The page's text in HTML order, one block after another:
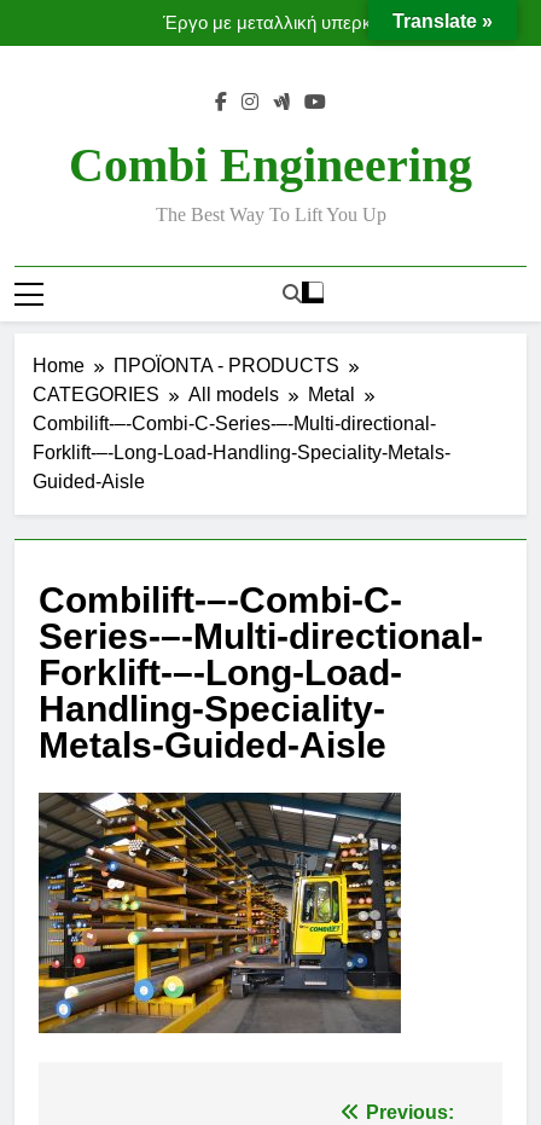
to
Έργο με μεταλλική υπερκατασκευή
Moffett Taxi
Ταινίες μεταφοράς προϊόντων χωρίς χρήση κλαρκ
Έργο με μεταλλική υπερκατασκευή
Combi Engineering
The Best Way To Lift You Up
Home
ΠΡΟΪΟΝΤΑ - PRODUCTS
CATEGORIES
All models
Metal
Combilift-–-Combi-C-Series-–-Multi-directional-
Forklift-–-Long-Load-Handling-Speciality-Metals-
Guided-Aisle
Combilift-–-Combi-C-
Series-–-Multi-directional-
Forklift-–-Long-Load-
Handling-Speciality-
Metals-Guided-Aisle
Previous:
Translate »